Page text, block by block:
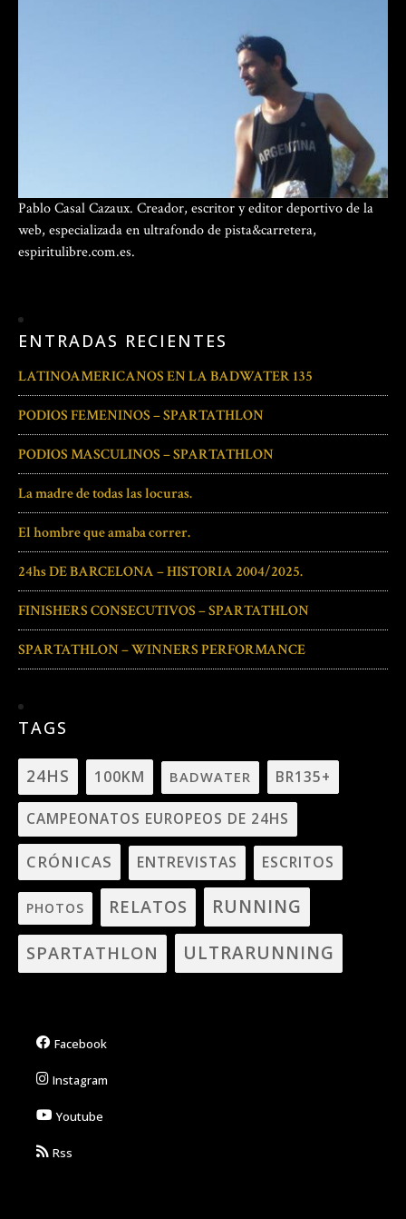
Pablo Casal Cazaux. Creador, escritor y editor deportivo de la
web, especializada en ultrafondo de pista&carretera,
espiritulibre.com.es.
ENTRADAS RECIENTES
LATINOAMERICANOS EN LA BADWATER 135
PODIOS FEMENINOS – SPARTATHLON
PODIOS MASCULINOS – SPARTATHLON
La madre de todas las locuras.
El hombre que amaba correr.
24hs DE BARCELONA – HISTORIA 2004/2025.
FINISHERS CONSECUTIVOS – SPARTATHLON
SPARTATHLON – WINNERS PERFORMANCE
TAGS
24HS 100KM BADWATER BR135+
CAMPEONATOS EUROPEOS DE 24HS
CRÓNICAS ENTREVISTAS ESCRITOS
PHOTOS RELATOS RUNNING
SPARTATHLON ULTRARUNNING
Facebook
Instagram
Youtube
Rss